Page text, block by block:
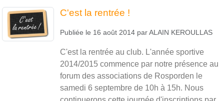
C'est la rentrée !
Publiée le 16 août 2014 parALAIN KEROULLAS
C'est la rentrée au club. L'année sportive
2014/2015 commence par notre présence au
forum des associations de Rosporden le
samedi 6 septembre de 10h à 15h. Nous